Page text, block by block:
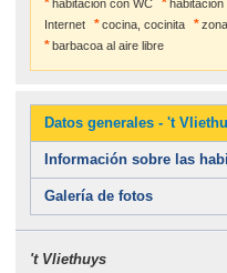
habitación con WC
Internet
cocina, cocinita
barbacoa al aire libre
Datos generales - 't
Información sobre las
Galería de fotos
't Vliethuys